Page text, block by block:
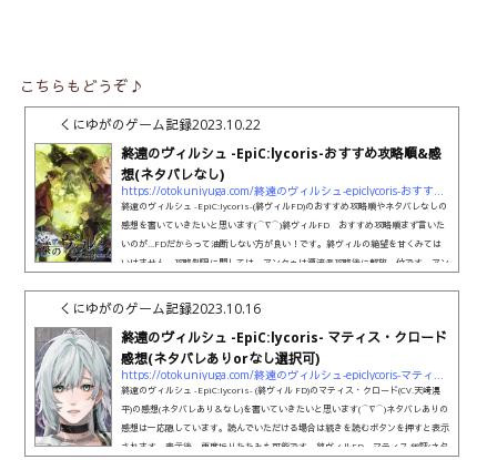
こちらもどうぞ♪
くにゆがのゲーム記録2023.10.22
終遠のヴィルシュ -EpiC:lycoris-おすすめ攻略順&感
想(ネタバレなし)
https://otokuniyuga.com/終遠のヴィルシュ-epiclycoris-おすすめ攻略順感想ネタバ
終遠のヴィルシュ -EpiC:lycoris-(終ヴィルFD)のおすすめ攻略順やネタバレなしの
感想を書いていきたいと思います(⌒∇⌒)終ヴィルFD おすすめ攻略順まず言いた
いのが…FDだからって油断しない方が良い！です。終ヴィルの絶望を甘くみては
いけません。攻略制限に関しては、アンクゥは漂流者攻略後に解放、位です。アン
な順番で進めることが出来ますが、この順番によってはメンタルがもたない可能性
がありますのでわりと気を付けて進めた方が良いです。Side Sto...
くにゆがのゲーム記録2023.10.16
終遠のヴィルシュ -EpiC:lycoris- マティス・クロード
感想(ネタバレありorなし選択可)
https://otokuniyuga.com/終遠のヴィルシュ-epiclycoris-マティス・クロード感想ネ/#FD
終遠のヴィルシュ -EpiC:lycoris- (終ヴィル FD)のマティス・クロード(CV.天﨑滉
平)の感想(ネタバレあり＆なし)を書いていきたいと思います(⌒∇⌒)ネタバレありの
感想は一応隠しています。読んでいただける場合は続きを読むボタンを押すと表示
されます。表示後、再度折りたたみも可能です。終ヴィルFD マティス 総評(ネタ